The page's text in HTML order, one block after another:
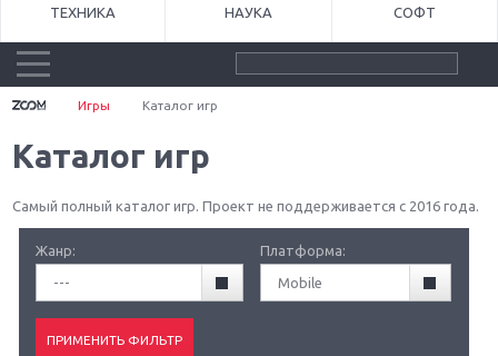
ТЕХНИКА НАУКА СОФТ
Игры Каталог игр
Каталог игр
Самый полный каталог игр. Проект не поддерживается с 2016 года.
Жанр:
---
Платформа:
Mobile